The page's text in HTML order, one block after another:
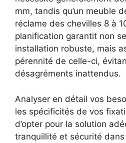
mm, tandis qu’un meuble
réclame des chevilles 8 à
planification garantit non
installation robuste, mais
pérennité de celle-ci,
désagréments inattendus.
Analyser en détail vos
les spécificités de vos
d’opter pour la solution
tranquillité et sécurité